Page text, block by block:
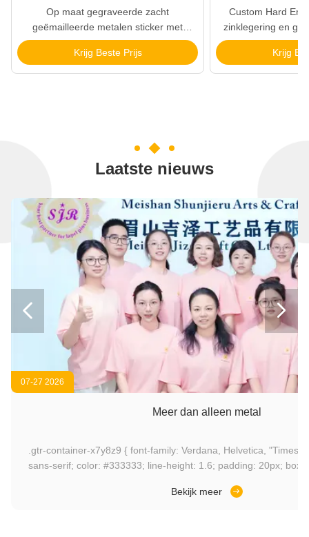
Op maat gegraveerde zacht
geëmailleerde metalen sticker met
zinklegering voor telefoongelegenheden
Krijg Beste Prijs
Custom Hard
zinklegering en
voor
Krijg
Laatste nieuws
07-27 2026
Meer dan alleen metal
.gtr-container-x7y8z9 { font-family: Verdana, Helvetica, "Times New Roman", Arial,
sans-serif; color: #333333; line-height: 1.6; padding: 20px; box-sizing: border-box;
Bekijk meer
 